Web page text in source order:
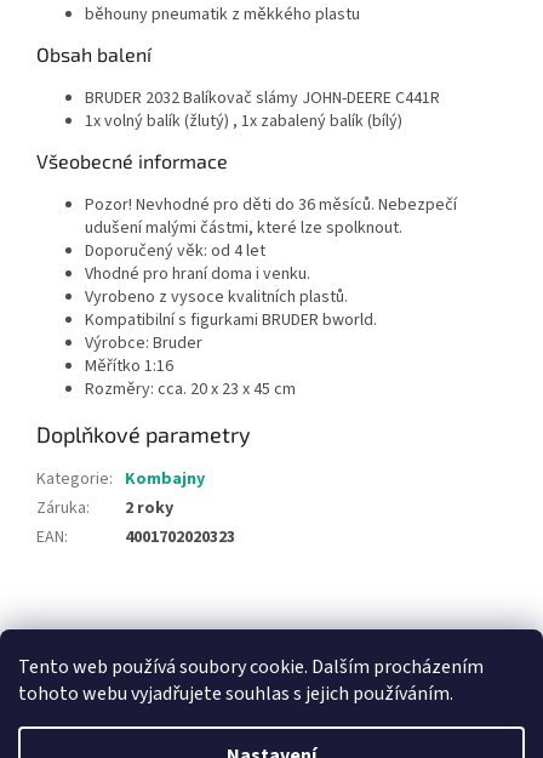
Tento web používá soubory cookie. Dalším procházením
tohoto webu vyjadřujete souhlas s jejich používáním.
běhouny pneumatik z měkkého plastu
Obsah balení
BRUDER 2032 Balíkovač slámy JOHN-DEERE C441R
1x volný balík (žlutý) , 1x zabalený balík (bílý)
Všeobecné informace
Pozor! Nevhodné pro děti do 36 měsíců. Nebezpečí
udušení malými částmi, které lze spolknout.
Doporučený věk: od 4 let
Vhodné pro hraní doma i venku.
Vyrobeno z vysoce kvalitních plastů.
Kompatibilní s figurkami BRUDER bworld.
Výrobce: Bruder
Měřítko 1:16
Rozměry: cca. 20 x 23 x 45 cm
Doplňkové parametry
Kategorie: Kombajny
Záruka:
2 roky
EAN: 4001702020323
á